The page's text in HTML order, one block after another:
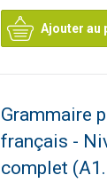
Ajouter au
Grammaire
français -
complet